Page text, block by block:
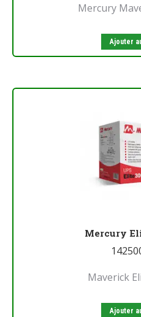
Mercury
Ajouter
Mercury
Maverick
Ajouter